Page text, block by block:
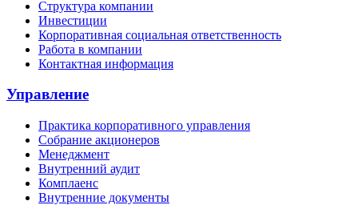
Структура компании
Инвестиции
Корпоративная социальная ответственность
Работа в компании
Контактная информация
Управление
Практика корпоративного управления
Собрание акционеров
Менеджмент
Внутренний аудит
Комплаенс
Внутренние документы